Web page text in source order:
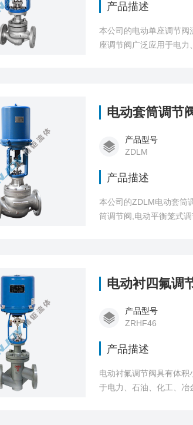
产品描述
本公司的电动单座调节
座调节阀广泛应用于电力
电动套筒调节
产品型号
ZDLM
产品描述
本公司的ZDLM电动套筒
筒调节阀,电动平衡笼式
电动衬四氟调
产品型号
ZRHF46
产品描述
电动衬氟调节阀具有体
于电力、石油、化工、冶